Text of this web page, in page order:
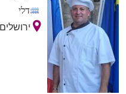
דלי